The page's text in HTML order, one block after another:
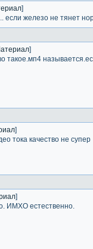
]
если железо не тянет
]
такое.мп4
]
тока качество не супер
]
ИМХО естественно.